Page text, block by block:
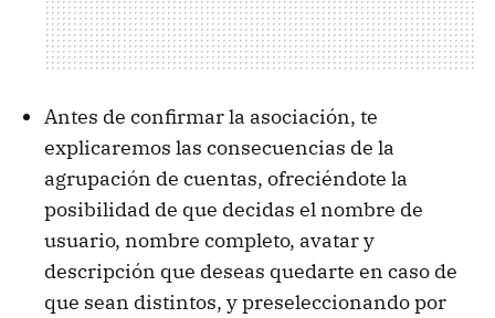
Antes de confirmar la asociación, te
explicaremos las consecuencias de la
agrupación de cuentas, ofreciéndote la
posibilidad de que decidas el nombre de
usuario, nombre completo, avatar y
descripción que deseas quedarte en caso de
que sean distintos, y preseleccionando por